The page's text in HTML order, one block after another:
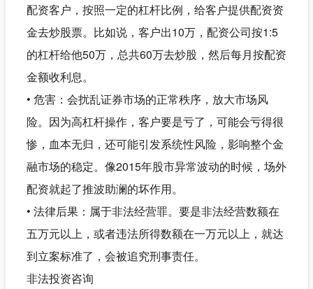
配资客户，按照一定的杠杆比例，给客户提供配资资
金去炒股票。比如说，客户出10万，配资公司按1:5
的杠杆给他50万，总共60万去炒股，然后每月按配资
金额收利息。
• 危害：会扰乱证券市场的正常秩序，放大市场风
险。因为高杠杆操作，客户要是亏了，可能会亏得很
惨，血本无归，还可能引发系统性风险，影响整个金
融市场的稳定。像2015年股市异常波动的时候，场外
配资就起了推波助澜的坏作用。
• 法律后果：属于非法经营罪。要是非法经营数额在
五万元以上，或者违法所得数额在一万元以上，就达
到立案标准了，会被追究刑事责任。
非法投资咨询